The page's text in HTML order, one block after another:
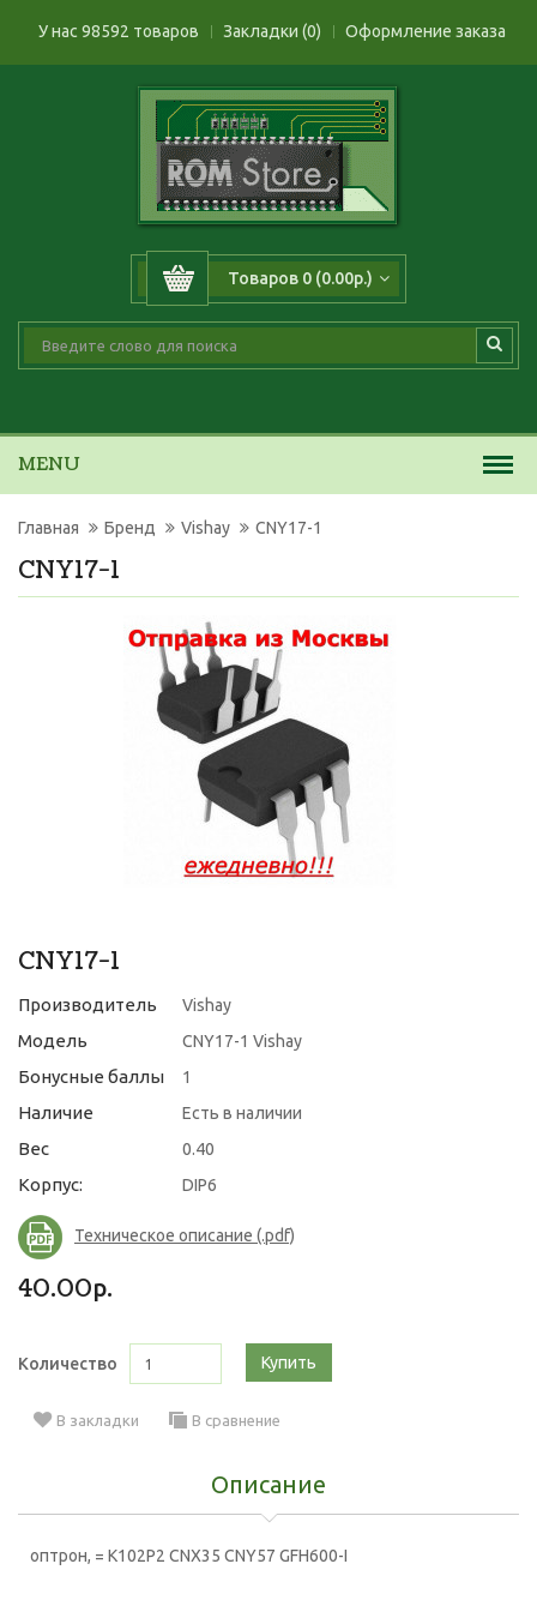
У нас 98592 товаров Закладки (0) Оформление заказа
Товаров 0 (0.00р.)
MENU
CNY17-1
Главная Бренд Vishay CNY17-1
CNY17-1
Производитель Vishay
Модель CNY17-1 Vishay
Бонусные баллы 1
Наличие Есть в наличии
Вес 0.40
Корпус: DIP6
Техническое описание (.pdf)
40.00р.
Количество Купить
В закладки В сравнение
Описание
оптрон, = K102P2 CNX35 CNY57 GFH600-I